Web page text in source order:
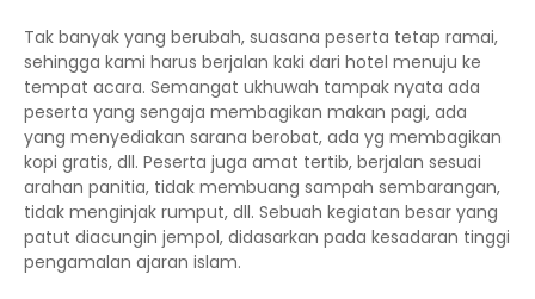
Tak banyak yang berubah, suasana peserta tetap ramai,
sehingga kami harus berjalan kaki dari hotel menuju ke
tempat acara. Semangat ukhuwah tampak nyata ada
peserta yang sengaja membagikan makan pagi, ada
yang menyediakan sarana berobat, ada yg membagikan
kopi gratis, dll. Peserta juga amat tertib, berjalan sesuai
arahan panitia, tidak membuang sampah sembarangan,
tidak menginjak rumput, dll. Sebuah kegiatan besar yang
patut diacungin jempol, didasarkan pada kesadaran tinggi
pengamalan ajaran islam.